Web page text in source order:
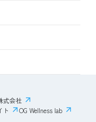
式会社
ト
OG Wellness lab